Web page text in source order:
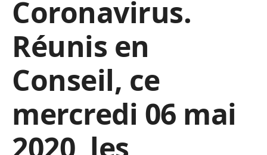
Coronavirus.
Réunis en
Conseil, ce
mercredi 06 mai